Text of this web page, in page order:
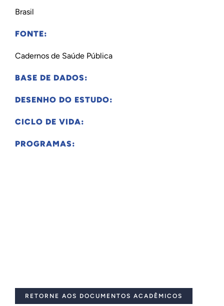
Brasil
FONTE:
Cadernos de Saúde Pública
BASE DE DADOS:
DESENHO DO ESTUDO:
CICLO DE VIDA:
PROGRAMAS:
RETORNE AOS DOCUMENTOS ACADÊMICOS